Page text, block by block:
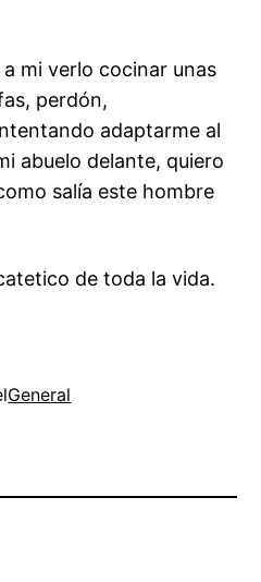
mi verlo cocinar unas
perdón,
adaptarme al
abuelo delante, quiero
salía este hombre
de toda la vida.
General